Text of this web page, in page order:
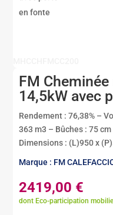
FM
14,5kW avec
Rendement : 76,38% –
363 m3 – Bûches : 75
Dimensions : (L)950 x
Marque : FM
2419,00 €
dont Eco-participation